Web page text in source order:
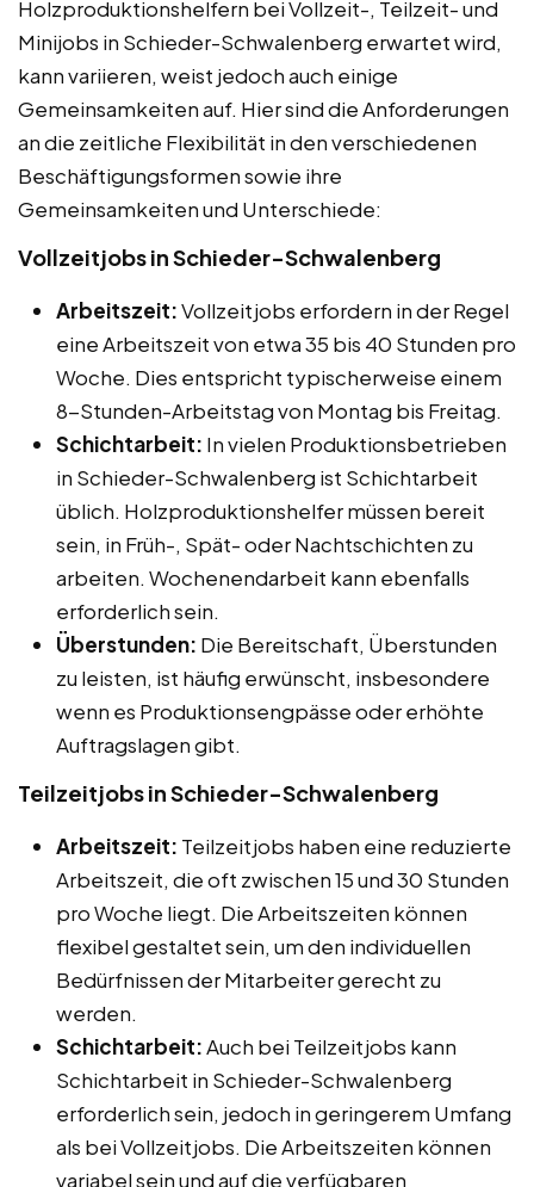
Holzproduktionshelfern bei Vollzeit-, Teilzeit- und
Minijobs in Schieder-Schwalenberg erwartet wird,
kann variieren, weist jedoch auch einige
Gemeinsamkeiten auf. Hier sind die Anforderungen
an die zeitliche Flexibilität in den verschiedenen
Beschäftigungsformen sowie ihre
Gemeinsamkeiten und Unterschiede:
Vollzeitjobs in Schieder-Schwalenberg
Arbeitszeit:Vollzeitjobs erfordern in der Regel
eine Arbeitszeit von etwa 35 bis 40 Stunden pro
Woche. Dies entspricht typischerweise einem
8-Stunden-Arbeitstag von Montag bis Freitag.
Schichtarbeit: In vielen Produktionsbetrieben
in Schieder-Schwalenberg ist Schichtarbeit
üblich. Holzproduktionshelfer müssen bereit
sein, in Früh-, Spät- oder Nachtschichten zu
arbeiten. Wochenendarbeit kann ebenfalls
erforderlich sein.
Überstunden: Die Bereitschaft, Überstunden
zu leisten, ist häufig erwünscht, insbesondere
wenn es Produktionsengpässe oder erhöhte
Auftragslagen gibt.
Teilzeitjobs in Schieder-Schwalenberg
Arbeitszeit: Teilzeitjobs haben eine reduzierte
Arbeitszeit, die oft zwischen 15 und 30 Stunden
pro Woche liegt. Die Arbeitszeiten können
flexibel gestaltet sein, um den individuellen
Bedürfnissen der Mitarbeiter gerecht zu
werden.
Schichtarbeit:Auch bei Teilzeitjobs kann
Schichtarbeit in Schieder-Schwalenberg
erforderlich sein, jedoch in geringerem Umfang
als bei Vollzeitjobs. Die Arbeitszeiten können
variabel sein und auf die verfügbaren